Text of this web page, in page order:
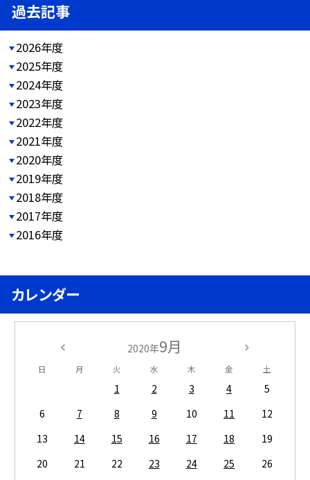
過去記事
2026年度
2025年度
2024年度
2023年度
2022年度
2021年度
2020年度
2019年度
2018年度
2017年度
2016年度
カレンダー
2020年9月
日 月 火 水 木 金 土
1 2 3 4
5
6
7 8 9 10 11
12
13
14 15 16 17 18
19
20
21 22 23 24 25
26